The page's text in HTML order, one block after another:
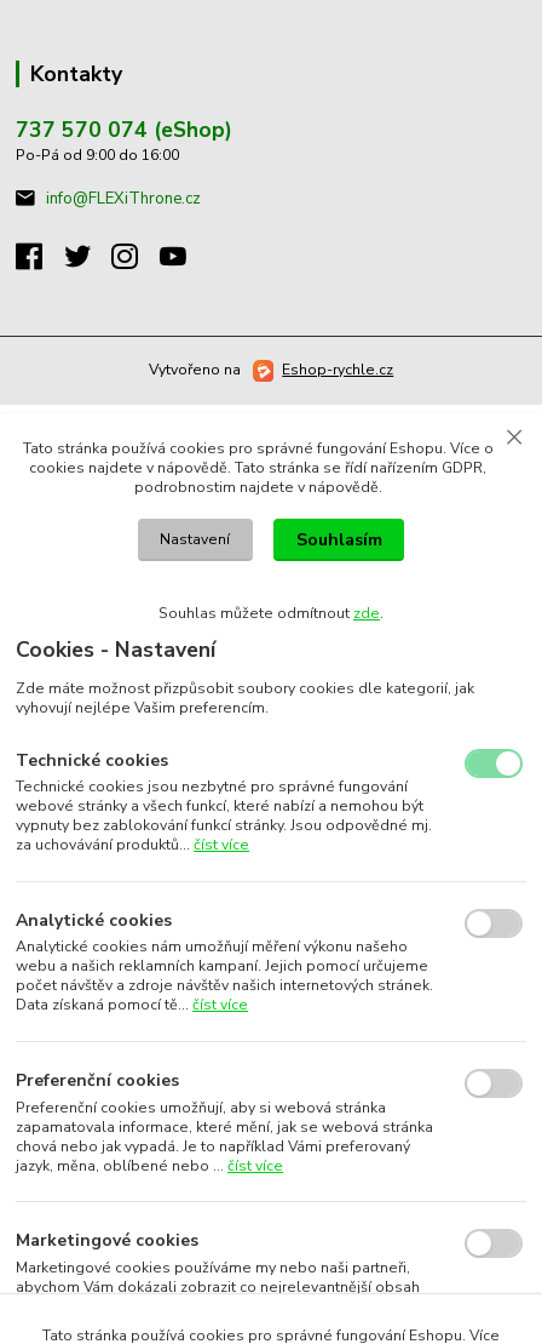
Kontakty
737 570 074 (eShop)
Po-Pá od 9:00 do 16:00
info@FLEXiThrone.cz
Vytvořeno na Eshop-rychle.cz
Tato stránka používá cookies pro správné fungování Eshopu. Více o
cookies najdete v nápovědě. Tato stránka se řídí nařízením GDPR,
podrobnostim najdete v nápovědě.
Nastavení Souhlasím
Souhlas můžete odmítnout zde.
Cookies - Nastavení
Zde máte možnost přizpůsobit soubory cookies dle kategorií, jak
vyhovují nejlépe Vašim preferencím.
Technické cookies
Technické cookies jsou nezbytné pro správné fungování
webové stránky a všech funkcí, které nabízí a nemohou být
vypnuty bez zablokování funkcí stránky. Jsou odpovědné mj.
za uchovávání produktů...číst více
Analytické cookies
Analytické cookies nám umožňují měření výkonu našeho
webu a našich reklamních kampaní. Jejich pomocí určujeme
počet návštěv a zdroje návštěv našich internetových stránek.
Data získaná pomocí tě...číst více
Preferenční cookies
Preferenční cookies umožňují, aby si webová stránka
zapamatovala informace, které mění, jak se webová stránka
chová nebo jak vypadá. Je to například Vámi preferovaný
jazyk, měna, oblíbené nebo ...číst více
Marketingové cookies
Marketingové cookies používáme my nebo naši partneři,
abychom Vám dokázali zobrazit co nejrelevantnější obsah
subjektů. To je možn... číst více
Tato stránka používá cookies pro správné fungování Eshopu. Více